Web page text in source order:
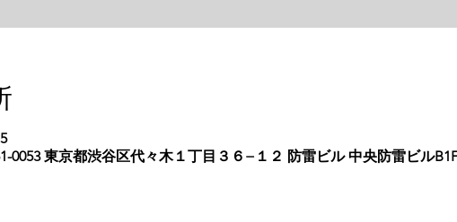
0053 東京都渋谷区代々木１丁目３６−１２ 防雷ビル 中央防雷ビル